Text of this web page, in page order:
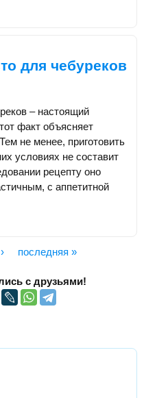
для чебуреков
– настоящий
факт объясняет
не менее, приготовить
условиях не составит
рецепту оно
с аппетитной
последняя »
с друзьями!